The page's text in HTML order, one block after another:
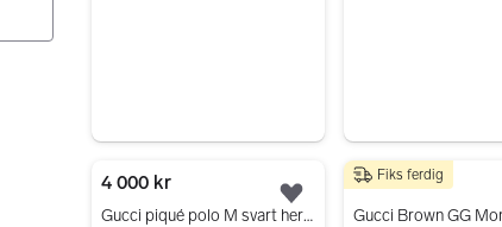
4 000 kr
Gucci piqué polo M svart herre Legg til som favoritt.
5 000 kr
Fiks ferdig